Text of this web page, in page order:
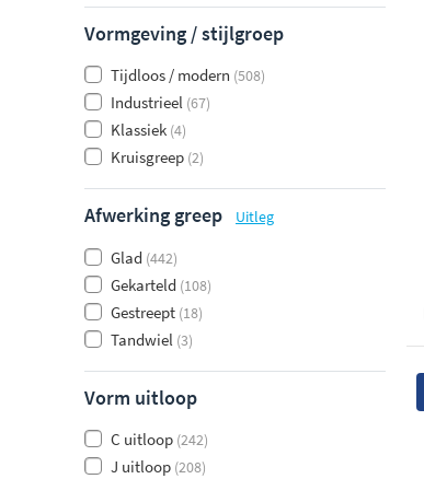
Vormgeving / stijlgroep
Tijdloos / modern (508)
Industrieel (67)
Klassiek (4)
Kruisgreep (2)
Afwerking greep Uitleg
Glad (442)
Gekarteld (108)
Gestreept (18)
Tandwiel (3)
Vorm uitloop
C uitloop (242)
J uitloop (208)